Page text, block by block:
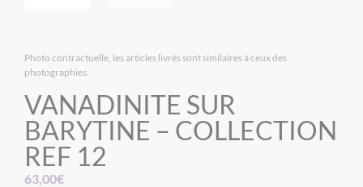
Photo contractuelle, les articles livrés sont similaires à ceux des
photographies.
VANADINITE SUR
BARYTINE – COLLECTION
REF 12
63,00€